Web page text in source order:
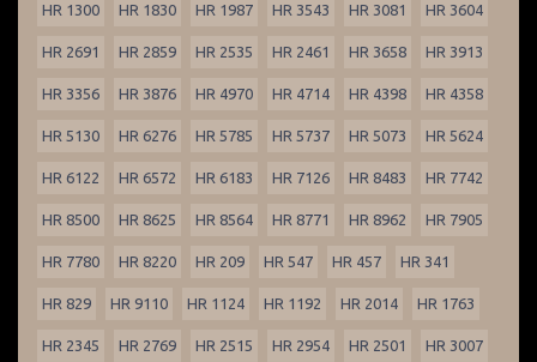
HR 1300 HR 1830 HR 1987 HR 3543 HR 3081 HR 3604
HR 2691 HR 2859 HR 2535 HR 2461 HR 3658 HR 3913
HR 3356 HR 3876 HR 4970 HR 4714 HR 4398 HR 4358
HR 5130 HR 6276 HR 5785 HR 5737 HR 5073 HR 5624
HR 6122 HR 6572 HR 6183 HR 7126 HR 8483 HR 7742
HR 8500 HR 8625 HR 8564 HR 8771 HR 8962 HR 7905
HR 7780 HR 8220 HR 209 HR 547 HR 457 HR 341
HR 829 HR 9110 HR 1124 HR 1192 HR 2014 HR 1763
HR 2345 HR 2769 HR 2515 HR 2954 HR 2501 HR 3007